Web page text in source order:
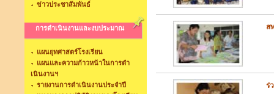
ข่าวประชาสัมพันธ์
การดำเนินงานและงบประมาณ
แผนยุทศาสตร์โรงเรียน
แผนและความก้าวหน้าในการดำ
เนินงานฯ
รายงานการดำเนินงานประจำปี
ส
ร่